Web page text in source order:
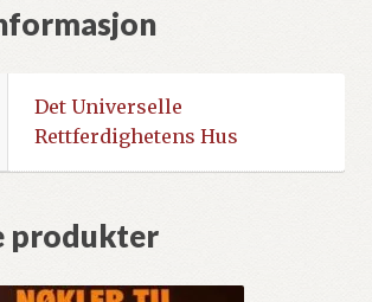
Det Universelle
Rettferdighetens Hus
produkter